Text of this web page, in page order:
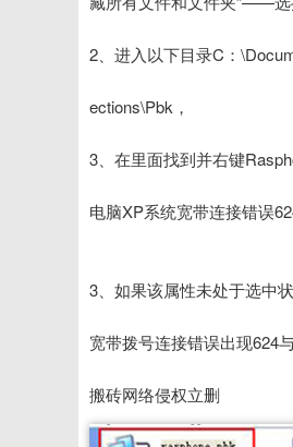
2、进入以下目录C：
ections\Pbk，
3、在里面找到并右键
电脑XP系统宽带连接错误
3、如果该属性未处于选中
宽带拨号连接错误出现624
搬砖网络侵权立删